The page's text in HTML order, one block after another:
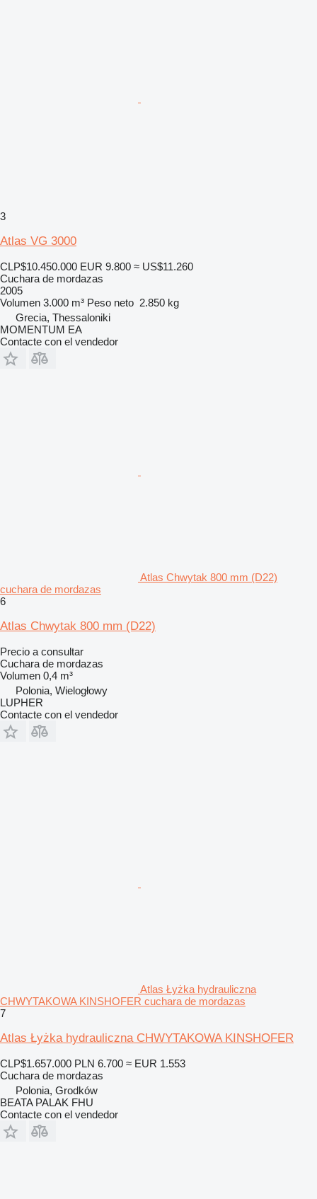
3
Atlas VG 3000
CLP$10.450.000 EUR 9.800 ≈ US$11.260
Cuchara de mordazas
2005
Volumen 3.000 m³ Peso neto 2.850 kg
Grecia, Thessaloniki
MOMENTUM EA
Contacte con el vendedor
Atlas Chwytak 800 mm (D22)
cuchara de mordazas
6
Atlas Chwytak 800 mm (D22)
Precio a consultar
Cuchara de mordazas
Volumen 0,4 m³
Polonia, Wielogłowy
LUPHER
Contacte con el vendedor
Atlas Łyżka hydrauliczna
CHWYTAKOWA KINSHOFER cuchara de mordazas
7
Atlas Łyżka hydrauliczna CHWYTAKOWA KINSHOFER
CLP$1.657.000 PLN 6.700 ≈ EUR 1.553
Cuchara de mordazas
Polonia, Grodków
BEATA PALAK FHU
Contacte con el vendedor